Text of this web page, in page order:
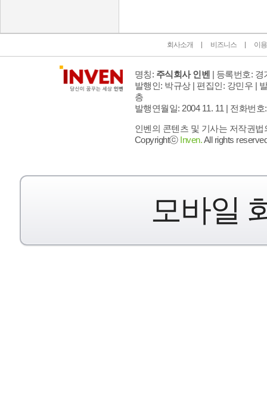
회사소개 비즈니스 이
명칭: 주식회사 인벤 | 등록번호: 경
발행인: 박규상 | 편집인: 강민우 |
층
발행연월일: 2004 11. 11 | 전화번호
인벤의 콘텐츠 및 기사는 저작권
Copyrightⓒ Inven.All rights
모바일